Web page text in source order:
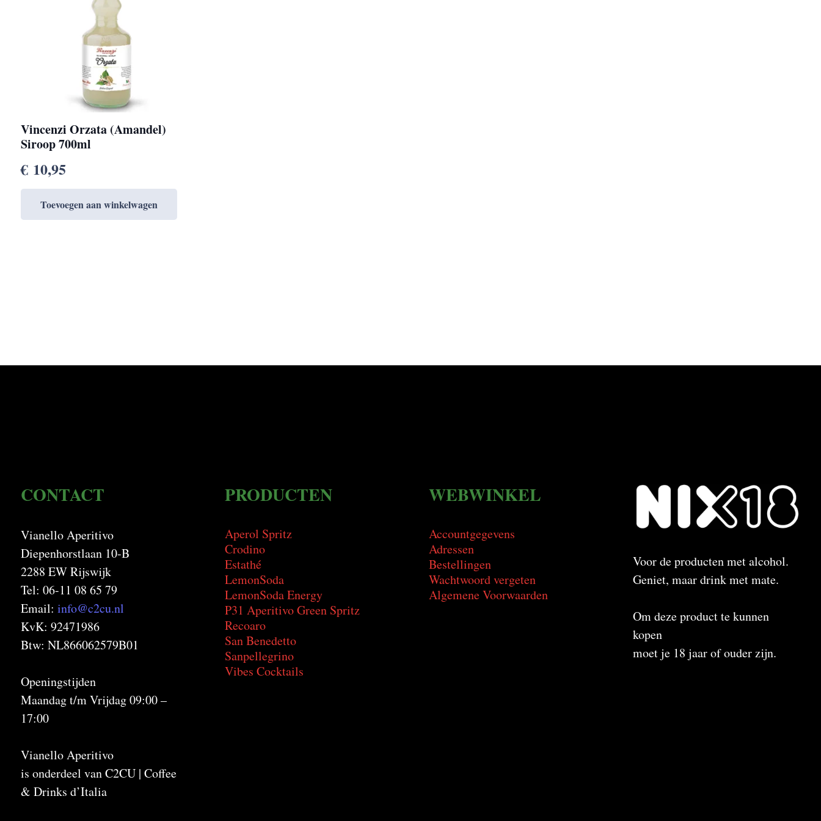
Vincenzi Orzata (Amandel)
Siroop 700ml
€10,95
Toevoegen aan winkelwagen
CONTACT
Vianello Aperitivo
Diepenhorstlaan 10-B
2288 EW Rijswijk
Tel: 06-11 08 65 79
Email: info@c2cu.nl
KvK: 92471986
Btw: NL866062579B01
Openingstijden
Maandag t/m Vrijdag 09:00 –
17:00
Vianello Aperitivo
is onderdeel van C2CU | Coffee
& Drinks d’Italia
PRODUCTEN
Aperol Spritz
Crodino
Estathé
LemonSoda
LemonSoda Energy
P31 Aperitivo Green Spritz
Recoaro
San Benedetto
Sanpellegrino
Vibes Cocktails
WEBWINKEL
Accountgegevens
Adressen
Bestellingen
Wachtwoord vergeten
Algemene Voorwaarden
Voor de producten met alcohol.
Geniet, maar drink met mate.
Om deze product te kunnen
kopen
moet je 18 jaar of ouder zijn.